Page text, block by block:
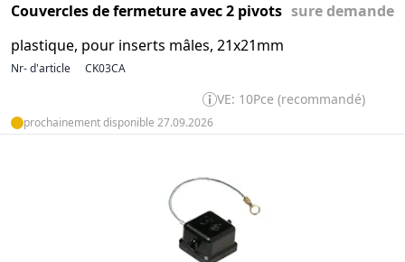
Couvercles de fermeture avec 2 pivots
plastique, pour inserts mâles, 21x21mm
sure demande
Nr- d'article CK03CA
VE: 10Pce (recommandé)
prochainement disponible 27.09.2026